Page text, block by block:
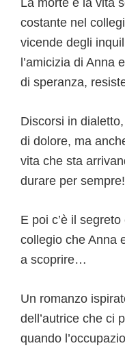
costante nel
vicende degli
l’amicizia di Anna
di speranza,
Discorsi in
di dolore, ma
vita che sta
durare per sempre!
E poi c’è il
collegio che Anna
a scoprire…
Un romanzo
dell’autrice che ci
quando